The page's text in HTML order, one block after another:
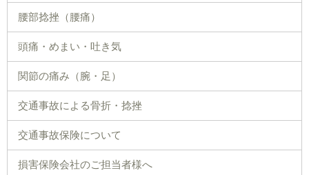
腰部捻挫（腰痛）
頭痛・めまい・吐き気
関節の痛み（腕・足）
交通事故による骨折・捻挫
交通事故保険について
損害保険会社のご担当者様へ